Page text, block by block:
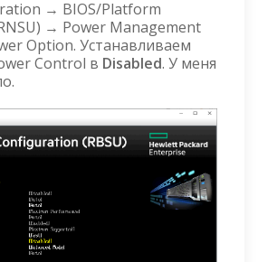
→ BIOS/Platform
→ Power Management
Option. Устанавливаем
Control в Disabled. У меня